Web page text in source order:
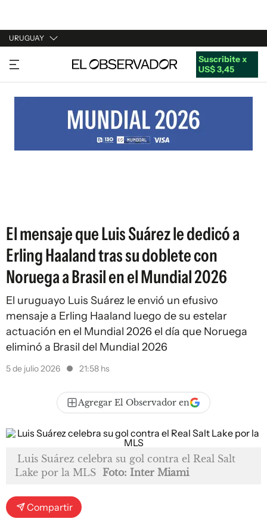
URUGUAY
URUGUAY
ARGENTINA
ESTADOS UNIDOS
Suscribite x
US$ 3,45
El mensaje que Luis Suárez le dedicó a
Erling Haaland tras su doblete con
Noruega a Brasil en el Mundial 2026
El uruguayo Luis Suárez le envió un efusivo
mensaje a Erling Haaland luego de su estelar
actuación en el Mundial 2026 el día que Noruega
eliminó a Brasil del Mundial 2026
5 de julio 2026 21:58 hs
Agregar El Observador en
Luis Suárez celebra su gol contra el Real Salt
Lake por la MLS Foto: Inter Miami
Compartir